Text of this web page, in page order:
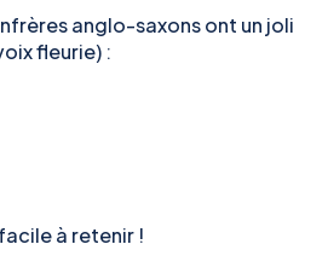
anglo-saxons ont un joli
fleurie) :
à retenir !